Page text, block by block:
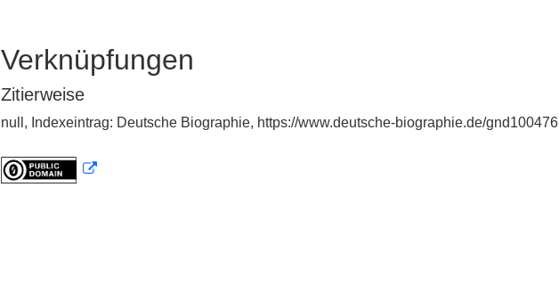
Verknüpfungen
Zitierweise
null, Indexeintrag: Deutsche Biographie, https://www.deutsche-biographie.de/